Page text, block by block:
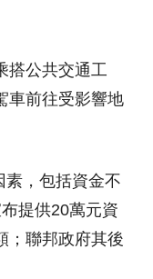
搭公共交通工
車前往受影響地
素，包括資金不
提供20萬元資
；聯邦政府其後